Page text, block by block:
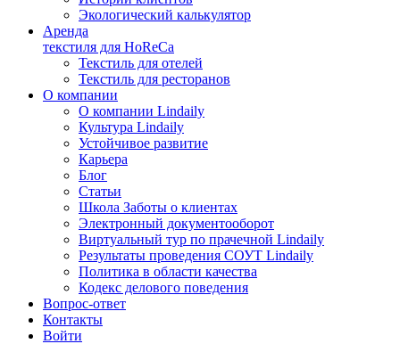
Экологический калькулятор
Аренда
текстиля для HoReCa
Текстиль для отелей
Текстиль для ресторанов
О компании
О компании Lindaily
Культура Lindaily
Устойчивое развитие
Карьера
Блог
Статьи
Школа Заботы о клиентах
Электронный документооборот
Виртуальный тур по прачечной Lindaily
Результаты проведения СОУТ Lindaily
Политика в области качества
Кодекс делового поведения
Вопрос-ответ
Контакты
Войти